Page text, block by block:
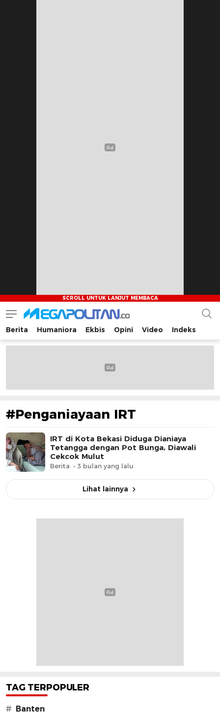
Megapolitan.co
Menyajikan berita-berita fakta bagi pembaca
Berita Humaniora Ekbis Opini Video Indeks
#Penganiayaan IRT
IRT di Kota Bekasi Diduga Dianiaya
Tetangga dengan Pot Bunga, Diawali
Cekcok Mulut
Berita 3 bulan yang lalu
Lihat lainnya
TAG TERPOPULER
# Banten